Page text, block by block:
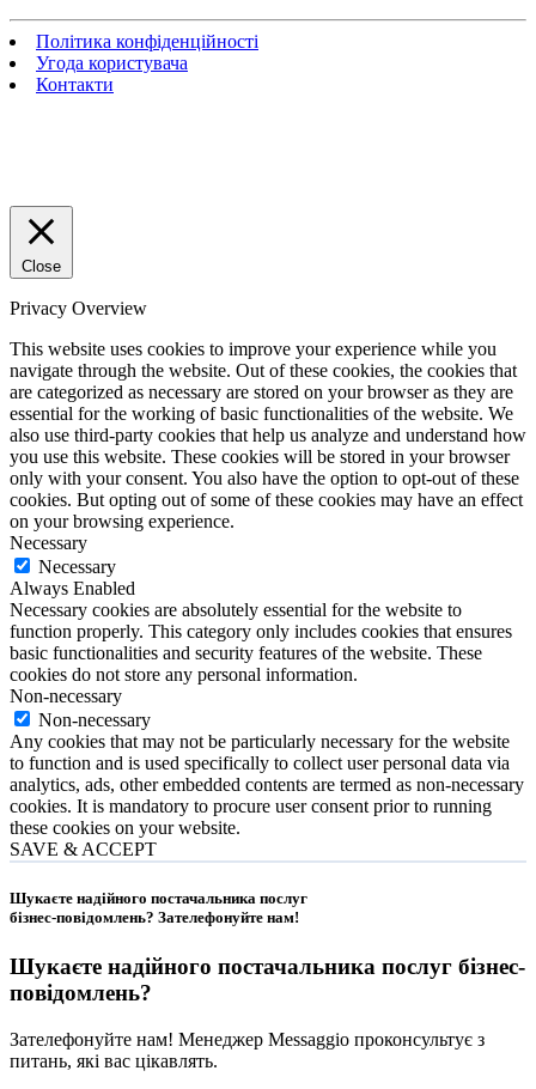
Політика конфіденційності
Угода користувача
Контакти
Close
Privacy Overview
This website uses cookies to improve your experience while you
navigate through the website. Out of these cookies, the cookies that
are categorized as necessary are stored on your browser as they are
essential for the working of basic functionalities of the website. We
also use third-party cookies that help us analyze and understand how
you use this website. These cookies will be stored in your browser
only with your consent. You also have the option to opt-out of these
cookies. But opting out of some of these cookies may have an effect
on your browsing experience.
Necessary
Necessary
Always Enabled
Necessary cookies are absolutely essential for the website to
function properly. This category only includes cookies that ensures
basic functionalities and security features of the website. These
cookies do not store any personal information.
Non-necessary
Non-necessary
Any cookies that may not be particularly necessary for the website
to function and is used specifically to collect user personal data via
analytics, ads, other embedded contents are termed as non-necessary
cookies. It is mandatory to procure user consent prior to running
these cookies on your website.
SAVE & ACCEPT
Шукаєте надійного постачальника послуг
бізнес-повідомлень? Зателефонуйте нам!
Шукаєте надійного постачальника послуг бізнес-
повідомлень?
Зателефонуйте нам! Менеджер Messaggio проконсультує з
питань, які вас цікавлять.